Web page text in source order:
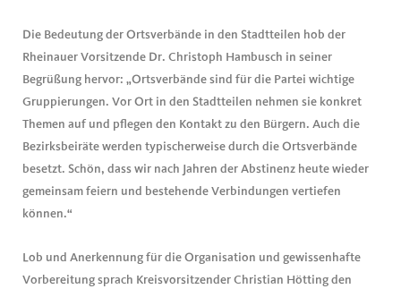
Die Bedeutung der Ortsverbände in den Stadtteilen hob der
Rheinauer Vorsitzende Dr. Christoph Hambusch in seiner
Begrüßung hervor: „Ortsverbände sind für die Partei wichtige
Gruppierungen. Vor Ort in den Stadtteilen nehmen sie konkret
Themen auf und pflegen den Kontakt zu den Bürgern. Auch die
Bezirksbeiräte werden typischerweise durch die Ortsverbände
besetzt. Schön, dass wir nach Jahren der Abstinenz heute wieder
gemeinsam feiern und bestehende Verbindungen vertiefen
können.“
Lob und Anerkennung für die Organisation und gewissenhafte
Vorbereitung sprach Kreisvorsitzender Christian Hötting den